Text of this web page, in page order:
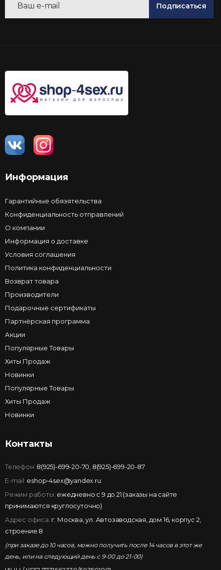
Подписаться
Информация
Гарантийные обязятельства
Конфиденциальность отправлений
О компании
Информация о доставке
Условия соглашения
Политика конфиденциальности
Возврат товара
Производители
Подарочные сертификаты
Партнёрская программа
Акции
Популярные Товары
Хиты Продаж
Новинки
Популярные Товары
Хиты Продаж
Новинки
Контакты
Телефон: 8(925)-699-20-70 8(925)-699-20-87
E-mail: eshop-4sex@yandex.ru
Режим работы: ежедневно с 9 до 21 (заказы на сайте
принимаются круглосуточно)
Адрес офиса: г. Москва, ул. Автозаводская, дом 16, корпус 2,
строение 8
(при заказе до 10 часов, можно получить после 14 часов в этот же
день, или на следующий день с 9-00 до 21-00)